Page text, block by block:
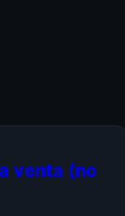
venta (no